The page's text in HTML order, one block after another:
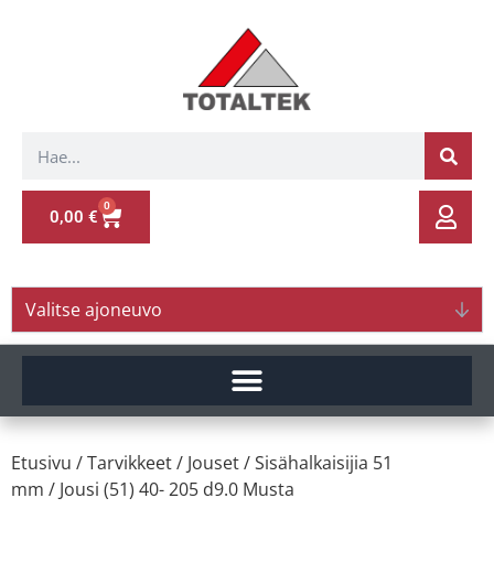
0,00 €
0
Valitse ajoneuvo
Etusivu /Tarvikkeet/ Jouset/Sisähalkaisijia 51
mm / Jousi (51) 40- 205 d9.0 Musta